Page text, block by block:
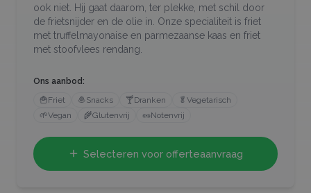
ook niet. Hij gaat daarom, ter plekke, met schil door
de frietsnijder en de olie in. Onze specialiteit is friet
met truffelmayonaise en parmezaanse kaas en friet
met stoofvlees rendang.
Ons aanbod:
🍟Friet 🧆Snacks 🍸Dranken 🥬 Vegetarisch
🌱Vegan 🌾Glutenvrij 🥜Notenvrij
Selecteren voor offerteaanvraag